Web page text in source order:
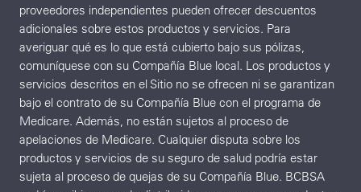
proveedores independientes pueden ofrecer descuentos
adicionales sobre estos productos y servicios. Para
averiguar qué es lo que está cubierto bajo sus pólizas,
comuníquese con su Compañía Blue local. Los productos y
servicios descritos en el Sitio no se ofrecen ni se garantizan
bajo el contrato de su Compañía Blue con el programa de
Medicare. Además, no están sujetos al proceso de
apelaciones de Medicare. Cualquier disputa sobre los
productos y servicios de su seguro de salud podría estar
sujeta al proceso de quejas de su Compañía Blue. BCBSA